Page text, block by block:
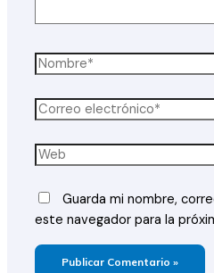
Nombre*
Correo
Web
Guarda mi nombre,
este navegador para la